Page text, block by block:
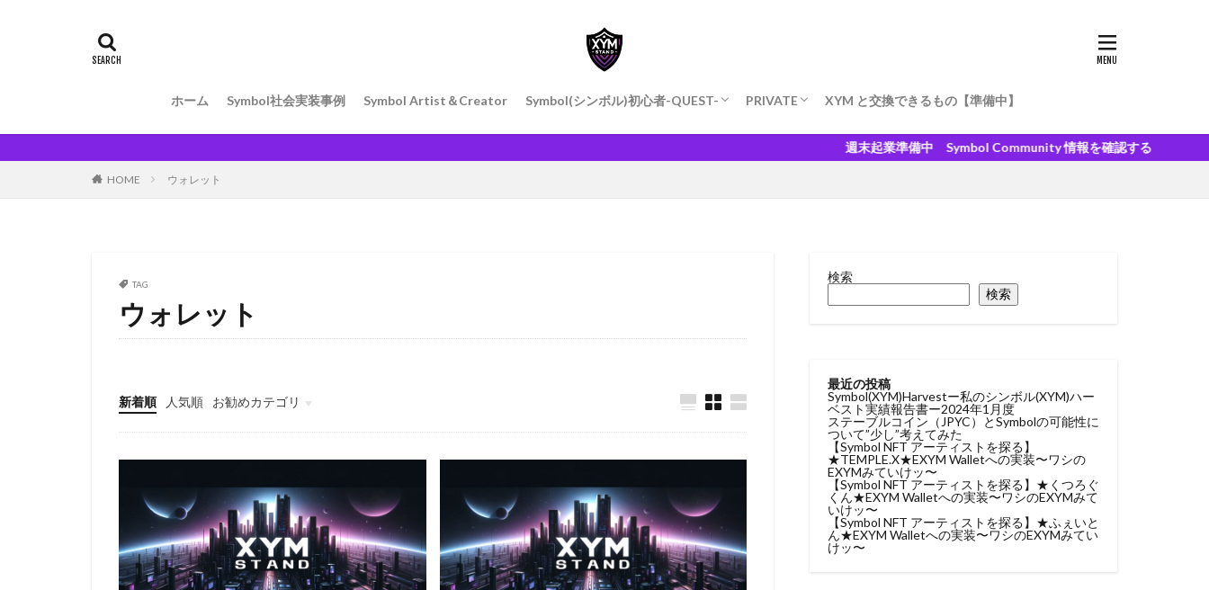
ホーム Symbol社会実装事例 Symbol Artist＆Creator Symbol(シンボル)初心者-QUEST-
Symbol QUEST
Symbol Walletの作成
Harvest(ハーベスト)
PRIVATE
私のハーベスト実績報告書
XYM と交換できるもの【準備中】
週末起業準備中 Symbol Community 情報を確認する
HOME ウォレット
TAG
ウォレット
新着順 人気順
お勧めカテゴリ
500XYM〜999XYM
1000XYM〜1999XYM
検索
検索
最近の投稿
Symbol(XYM)Harvestー私のシンボル(XYM)ハー
ベスト実績報告書ー2024年1月度
ステーブルコイン（JPYC）とSymbolの可能性に
ついて”少し”考えてみた
【Symbol NFT アーティストを探る】
★TEMPLE.X★EXYM Walletへの実装〜ワシの
EXYMみていけッ〜
【Symbol NFT アーティストを探る】★くつろぐ
くん★EXYM Walletへの実装〜ワシのEXYMみて
いけッ〜
【Symbol NFT アーティストを探る】★ふぇいと
ん★EXYM Walletへの実装〜ワシのEXYMみてい
けッ〜